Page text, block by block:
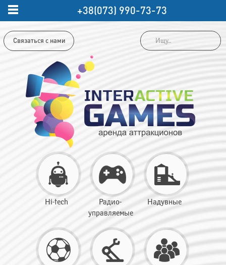
Связаться с нами
Hi-tech
Радио-
управляемые
Надувные
+38(073) 990-73-73